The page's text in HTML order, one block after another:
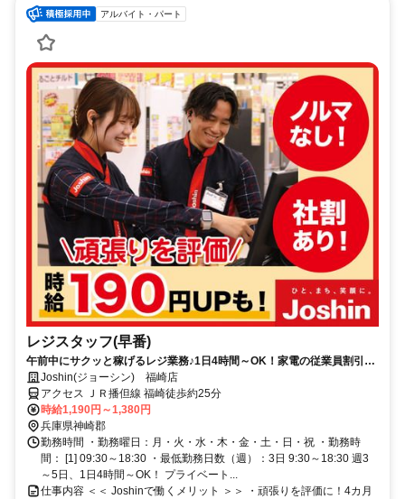
アルバイト・パート
レジスタッフ(早番)
午前中にサクッと稼げるレジ業務♪1日4時間～OK！家電の従業員割引で
家計応援◎曜日・時間によって加給あり！
Joshin(ジョーシン) 福崎店
アクセス ＪＲ播但線 福崎徒歩約25分
時給1,190円～1,380円
兵庫県神崎郡
勤務時間 ・勤務曜日：月・火・水・木・金・土・日・祝 ・勤務時
間： [1] 09:30～18:30 ・最低勤務日数（週）：3日 9:30～18:30 週3
～5日、1日4時間～OK！ プライベート...
仕事内容 ＜＜ Joshinで働くメリット ＞＞ ・頑張りを評価に！4カ月